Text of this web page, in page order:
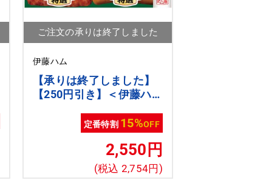
ご注文の承りは終了しました
伊藤ハム
【承りは終了しました】
【250円引き】＜伊藤ハム
ポンコード：ito2026s5】
[ito_top][ito_bn]
定番特割 15%OFF
2,550円
(税込 2,754円)